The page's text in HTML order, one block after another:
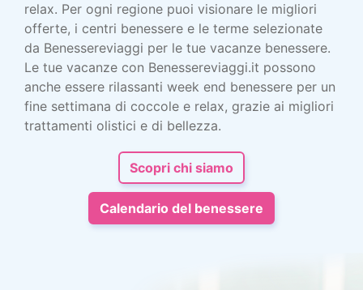
relax. Per ogni regione puoi visionare le migliori
offerte, i centri benessere e le terme selezionate
da Benessereviaggi per le tue vacanze benessere.
Le tue vacanze con Benessereviaggi.it possono
anche essere rilassanti week end benessere per un
fine settimana di coccole e relax, grazie ai migliori
trattamenti olistici e di bellezza.
Scopri chi siamo
Calendario del benessere